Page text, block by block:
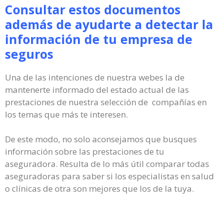
Consultar estos documentos
además de ayudarte a detectar la
información de tu empresa de
seguros
Una de las intenciones de nuestra webes la de
mantenerte informado del estado actual de las
prestaciones de nuestra selección de compañías en
los temas que más te interesen.
De este modo, no solo aconsejamos que busques
información sobre las prestaciones de tu
aseguradora. Resulta de lo más útil comparar todas
aseguradoras para saber si los especialistas en salud
o clínicas de otra son mejores que los de la tuya.